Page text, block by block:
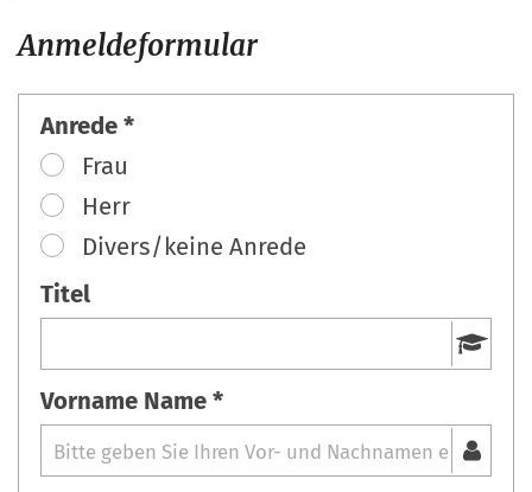
Anmeldeformular
Anrede *
Frau
Herr
Divers/keine Anrede
Titel
Vorname Name *